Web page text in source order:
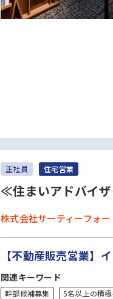
正社員 住宅営業
≪住まいアドバイ
株式会社サーティーフォー
【不動産販売営業】
関連キーワード
幹部候補募集
5名以上の積